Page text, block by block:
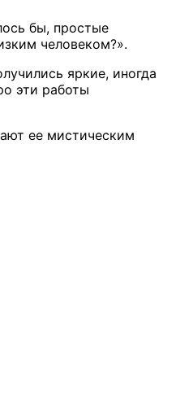
бы, простые
человеком?».
яркие, иногда
эти работы
ее мистическим